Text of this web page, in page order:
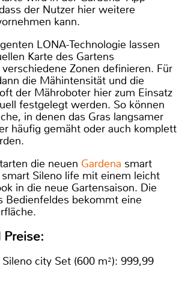
der Nutzer hier weitere
kann.
LONA-Technologie lassen
Karte des Gartens
Zonen definieren. Für
die Mähintensität und die
der Mähroboter hier zum Einsatz
festgelegt werden. So können
in denen das Gras langsamer
häufig gemäht oder auch komplett
die neuen Gardena smart
Sileno life mit einem leicht
in die neue Gartensaison. Die
Bedienfeldes bekommt eine
city Set (600 m²): 999,99